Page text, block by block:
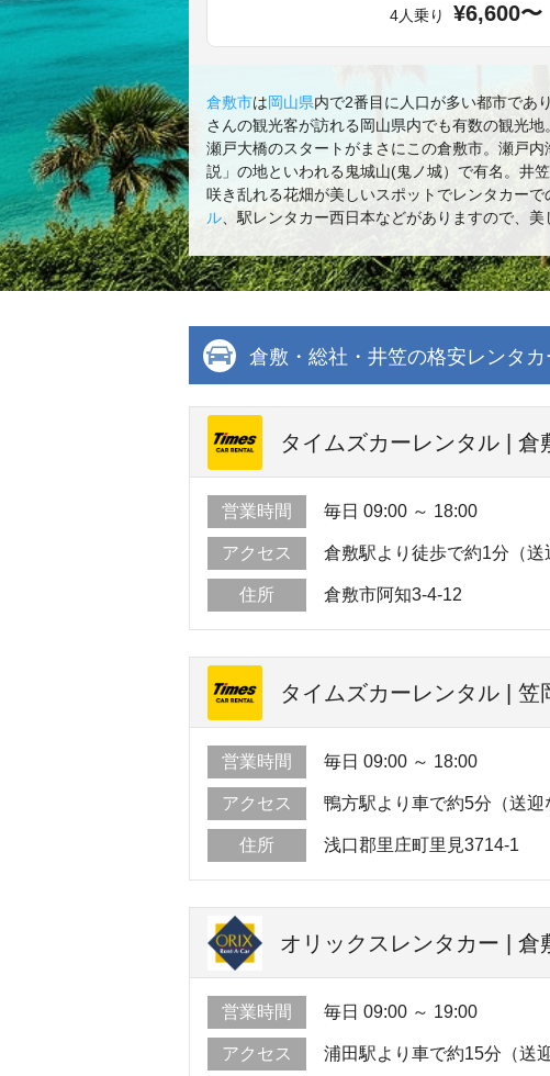
4人乗り
¥6,600〜
倉敷市は岡山県内で2番目に人口が多い都市であ
さんの観光客が訪れる岡山県内でも有数の観光
瀬戸大橋のスタートがまさにこの倉敷市。瀬戸
説」の地といわれる鬼城山(鬼ノ城）で有名。井
咲き乱れる花畑が美しいスポットでレンタカーで
ル 、駅レンタカー西日本などがありますので、
倉敷・総社・井笠の格安レンタ
タイムズカーレンタル | 倉
営業時間 毎日 09:00 ～ 18:00
アクセス 倉敷駅より徒歩で約1分（送
住所 倉敷市阿知3-4-12
タイムズカーレンタル | 笠
営業時間 毎日 09:00 ～ 18:00
アクセス 鴨方駅より車で約5分（送迎
住所 浅口郡里庄町里見3714-1
オリックスレンタカー | 倉
営業時間 毎日 09:00 ～ 19:00
アクセス 浦田駅より車で約15分（送